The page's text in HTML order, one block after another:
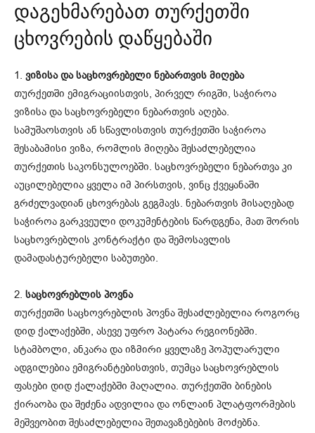
დაგეხმარებათ თურქეთში
ცხოვრების დაწყებაში
1. ვიზისა და საცხოვრებელი ნებართვის მიღება
თურქეთში ემიგრაციისთვის, პირველ რიგში, საჭიროა
ვიზისა და საცხოვრებელი ნებართვის აღება.
სამუშაოსთვის ან სწავლისთვის თურქეთში საჭიროა
შესაბამისი ვიზა, რომლის მიღება შესაძლებელია
თურქეთის საკონსულოებში. საცხოვრებელი ნებართვა კი
აუცილებელია ყველა იმ პირსთვის, ვინც ქვეყანაში
გრძელვადიან ცხოვრებას გეგმავს. ნებართვის მისაღებად
საჭიროა გარკვეული დოკუმენტების წარდგენა, მათ შორის
საცხოვრებლის კონტრაქტი და შემოსავლის
დამადასტურებელი საბუთები.
2. საცხოვრებლის პოვნა
თურქეთში საცხოვრებლის პოვნა შესაძლებელია როგორც
დიდ ქალაქებში, ასევე უფრო პატარა რეგიონებში.
სტამბოლი, ანკარა და იზმირი ყველაზე პოპულარული
ადგილებია ემიგრანტებისთვის, თუმცა საცხოვრებლის
ფასები დიდ ქალაქებში მაღალია. თურქეთში ბინების
ქირაობა და შეძენა ადვილია და ონლაინ პლატფორმების
მეშვეობით შესაძლებელია შეთავაზებების მოძებნა.